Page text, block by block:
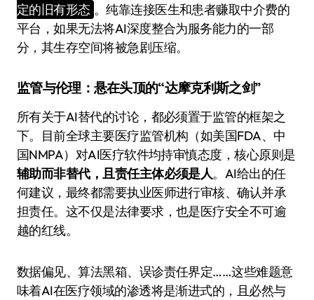
定的旧有形态 。纯靠连接医生和患者赚取中介费的
平台，如果无法将AI深度整合为服务能力的一部
分，其生存空间将被急剧压缩。
监管与伦理：悬在头顶的“达摩克利斯之剑”
所有关于AI替代的讨论，都必须置于监管的框架之
下。目前全球主要医疗监管机构（如美国FDA、中
国NMPA）对AI医疗软件均持审慎态度，核心原则是
辅助而非替代，且责任主体必须是人。AI给出的任
何建议，最终都需要执业医师进行审核、确认并承
担责任。这不仅是法律要求，也是医疗安全不可逾
越的红线。
数据偏见、算法黑箱、误诊责任界定……这些难题意
味着AI在医疗领域的渗透将是渐进式的，且必然与